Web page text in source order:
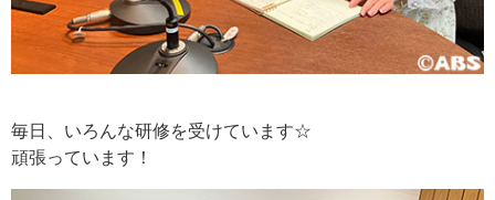
毎日、いろんな研修を受けています☆
頑張っています！